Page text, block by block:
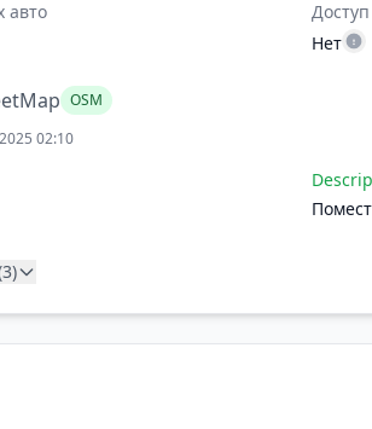
авто
Нет
OSM
02:10